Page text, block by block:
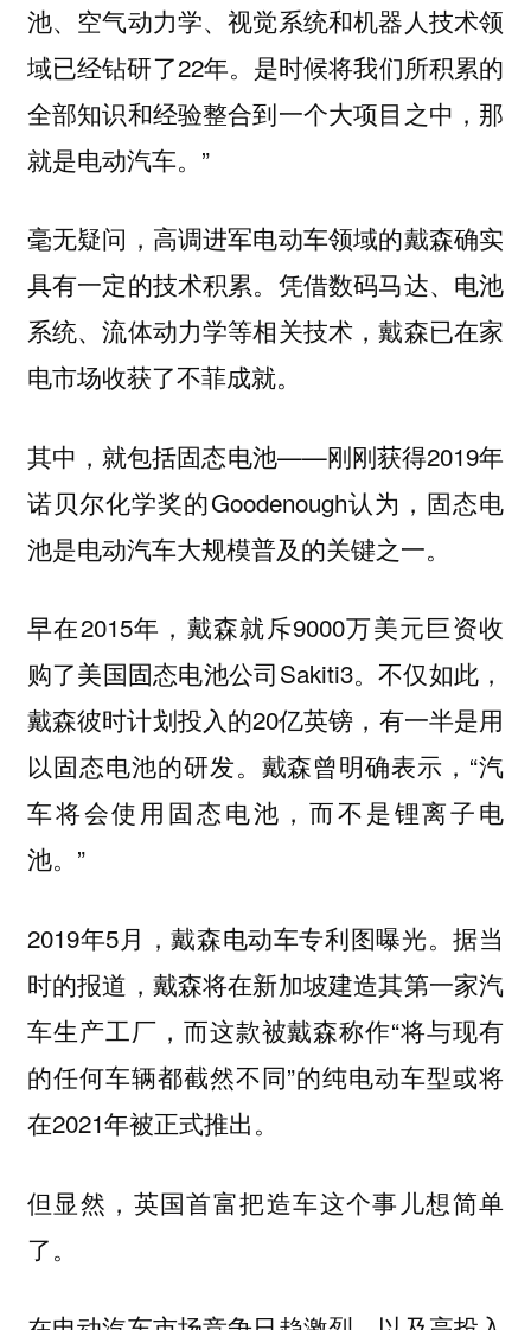
池、空气动力学、视觉系统和机器人技术领
域已经钻研了22年。是时候将我们所积累的
全部知识和经验整合到一个大项目之中，那
就是电动汽车。”
毫无疑问，高调进军电动车领域的戴森确实
具有一定的技术积累。 凭借数码马达、电池
系统、流体动力学等相关技术，戴森已在家
电市场收获了不菲成就。
其中，就包括固态电池——刚刚获得2019年
诺贝尔化学奖的Goodenough认为，固态电
池是电动汽车大规模普及的关键之一。
早在2015年，戴森就斥9000万美元巨资收
购了美国固态电池公司Sakiti3。不仅如此，
戴森彼时计划投入的20亿英镑，有一半是用
以固态电池的研发。戴森曾明确表示，“汽
车将会使用固态电池，而不是锂离子电
池。”
2019年5月，戴森电动车专利图曝光。据当
时的报道，戴森将在新加坡建造其第一家汽
车生产工厂，而这款被戴森称作“将与现有
的任何车辆都截然不同”的纯电动车型或将
在2021年被正式推出。
但显然，英国首富把造车这个事儿想简单
了。